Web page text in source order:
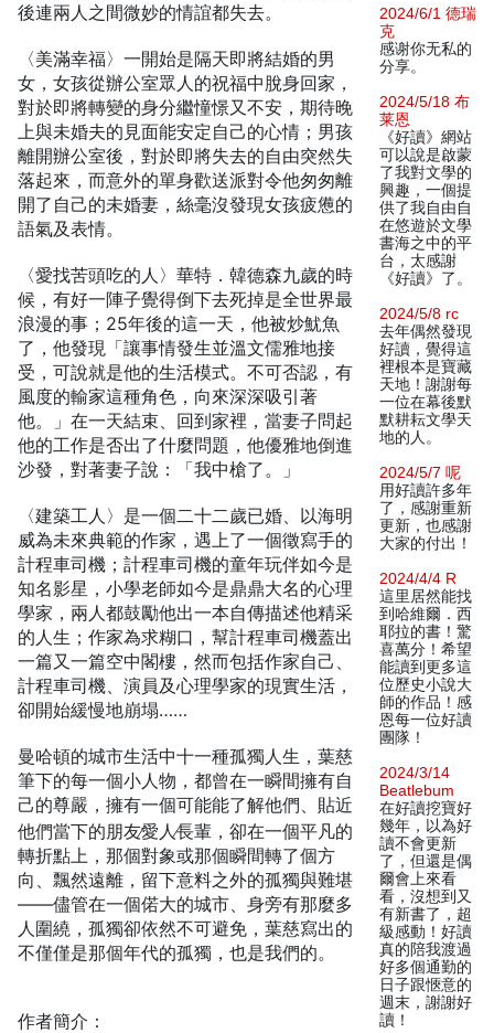
後連兩人之間微妙的情誼都失去。
〈美滿幸福〉一開始是隔天即將結婚的男
女，女孩從辦公室眾人的祝福中脫身回家，
對於即將轉變的身分繼憧憬又不安，期待晚
上與未婚夫的見面能安定自己的心情；男孩
離開辦公室後，對於即將失去的自由突然失
落起來，而意外的單身歡送派對令他匆匆離
開了自己的未婚妻，絲毫沒發現女孩疲憊的
語氣及表情。
〈愛找苦頭吃的人〉華特．韓德森九歲的時
候，有好一陣子覺得倒下去死掉是全世界最
浪漫的事；25年後的這一天，他被炒魷魚
了，他發現「讓事情發生並溫文儒雅地接
受，可說就是他的生活模式。不可否認，有
風度的輸家這種角色，向來深深吸引著
他。」在一天結束、回到家裡，當妻子問起
他的工作是否出了什麼問題，他優雅地倒進
沙發，對著妻子說：「我中槍了。」
〈建築工人〉是一個二十二歲已婚、以海明
威為未來典範的作家，遇上了一個徵寫手的
計程車司機；計程車司機的童年玩伴如今是
知名影星，小學老師如今是鼎鼎大名的心理
學家，兩人都鼓勵他出一本自傳描述他精采
的人生；作家為求糊口，幫計程車司機蓋出
一篇又一篇空中閣樓，然而包括作家自己、
計程車司機、演員及心理學家的現實生活，
卻開始緩慢地崩塌……
曼哈頓的城市生活中十一種孤獨人生，葉慈
筆下的每一個小人物，都曾在一瞬間擁有自
己的尊嚴，擁有一個可能能了解他們、貼近
他們當下的朋友∕愛人∕長輩，卻在一個平凡的
轉折點上，那個對象或那個瞬間轉了個方
向、飄然遠離，留下意料之外的孤獨與難堪
——儘管在一個偌大的城市、身旁有那麼多
人圍繞，孤獨卻依然不可避免，葉慈寫出的
不僅僅是那個年代的孤獨，也是我們的。
作者簡介：
2024/6/1 德瑞
克
感谢你无私的
分享。
2024/5/18 布
莱恩
《好讀》網站
可以說是啟蒙
了我對文學的
興趣，一個提
供了我自由自
在悠遊於文學
書海之中的平
台，太感謝
《好讀》了。
2024/5/8 rc
去年偶然發現
好讀，覺得這
裡根本是寶藏
天地！謝謝每
一位在幕後默
默耕耘文學天
地的人。
2024/5/7 呢
用好讀許多年
了，感謝重新
更新，也感謝
大家的付出！
2024/4/4 R
這里居然能找
到哈維爾．西
耶拉的書！驚
喜萬分！希望
能讀到更多這
位歷史小說大
師的作品！感
恩每一位好讀
團隊！
2024/3/14
Beatlebum
在好讀挖寶好
幾年，以為好
讀不會更新
了，但還是偶
爾會上來看
看，沒想到又
有新書了，超
級感動！好讀
真的陪我渡過
好多個通勤的
日子跟愜意的
週末，謝謝好
讀！